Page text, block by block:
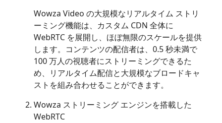
Wowza Video の大規模なリアルタイム ストリ
ーミング機能は、カスタム CDN 全体に
WebRTC を展開し、ほぼ無限のスケールを提供
します。コンテンツの配信者は、0.5 秒未満で
100 万人の視聴者にストリーミングできるた
め、リアルタイム配信と大規模なブロードキャ
ストを組み合わせることができます。
Wowza ストリーミング エンジンを搭載した
WebRTC